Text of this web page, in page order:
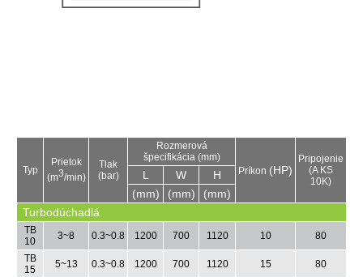
Typ
Prietok
(m3/min)
Tlak
(bar)
Rozmerová
špecifikácia (mm)
Príkon (HP)
Pripojenie
(A KS
10K)
L W
H
(mm)
(mm)
(mm)
Turbodúchadlá
TB
10
3~8 0.3~0.8 1200 700 1120 10
80
TB
15
5~13 0.3~0.8 1200 700 1120 15
80